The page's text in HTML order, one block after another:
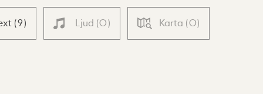
(9) Ljud (0) Karta (0)